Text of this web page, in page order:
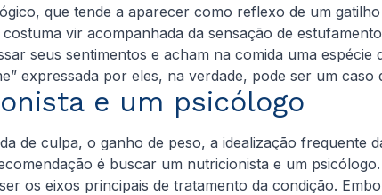
que tende a aparecer como reflexo de um
vir acompanhada da sensação de
seus sentimentos e acham na comida uma espécie
expressada por eles, na verdade, pode ser um caso
e um psicólogo
de culpa, o ganho de peso, a idealização frequente
é buscar um nutricionista e um psicólogo.
os eixos principais de tratamento da condição.